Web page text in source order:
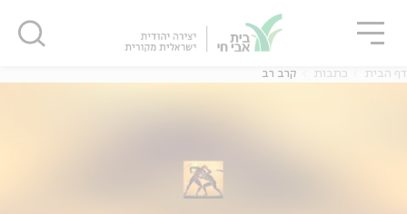
דף הבית כתבות קרב רב
סגור סגור